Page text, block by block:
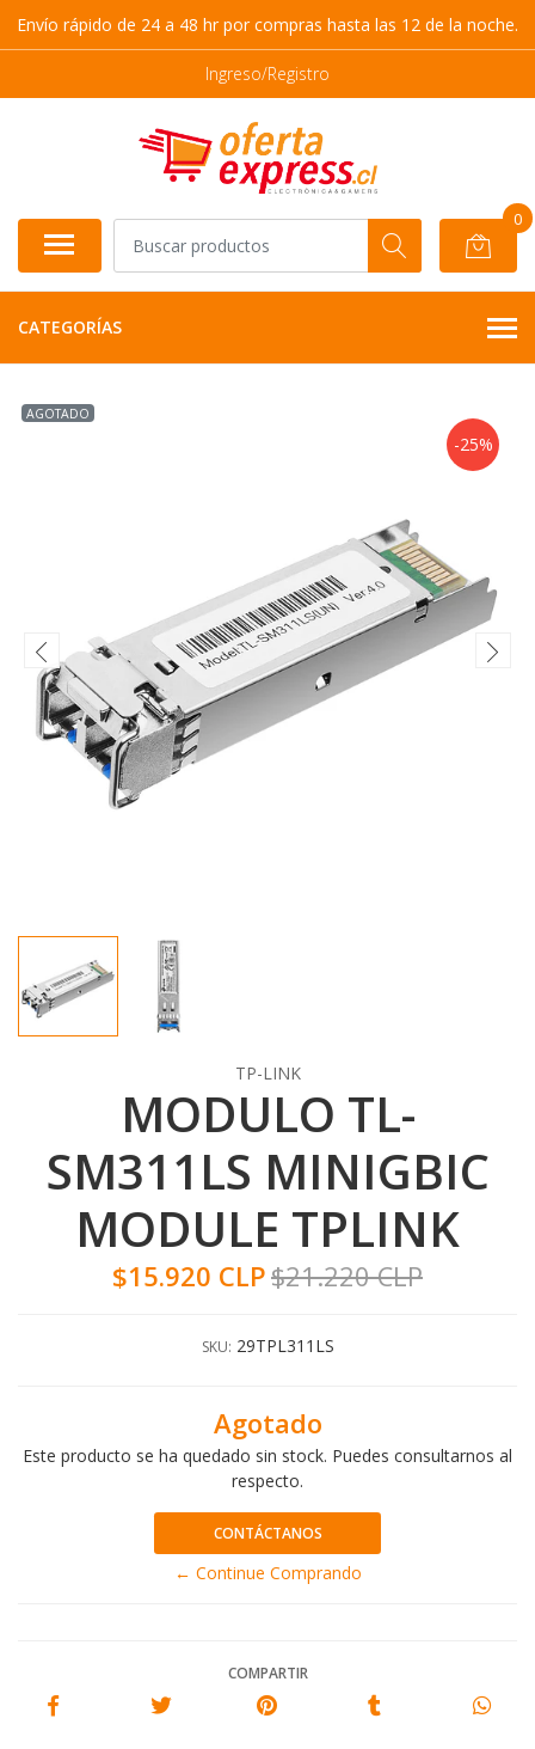
Envío rápido de 24 a 48 hr por compras hasta las 12 de la noche.
Ingreso/Registro
0
CATEGORÍAS
AGOTADO
-25%
TP-LINK
MODULO TL-
SM311LS MINIGBIC
MODULE TPLINK
$15.920 CLP$21.220 CLP
SKU: 29TPL311LS
Agotado
Este producto se ha quedado sin stock. Puedes consultarnos al
respecto.
CONTÁCTANOS
← Continue Comprando
COMPARTIR